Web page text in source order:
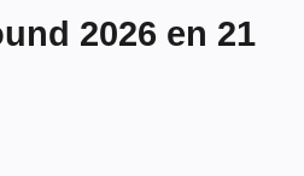
2026 en 21